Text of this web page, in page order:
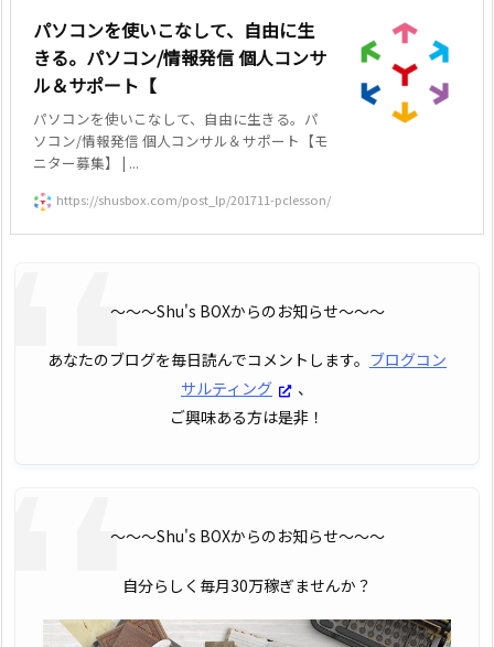
パソコンを使いこなして、自由に生
きる。パソコン/情報発信 個人コンサ
ル＆サポート【
パソコンを使いこなして、自由に生きる。パ
ソコン/情報発信 個人コンサル＆サポート【モ
ニター募集】 | ...
https://shusbox.com/post_lp/201711-pclesson/
〜〜〜Shu's BOXからのお知らせ〜〜〜
あなたのブログを毎日読んでコメントします。 ブログコン
サルティング
、
ご興味ある方は是非！
〜〜〜Shu's BOXからのお知らせ〜〜〜
自分らしく毎月30万稼ぎませんか？